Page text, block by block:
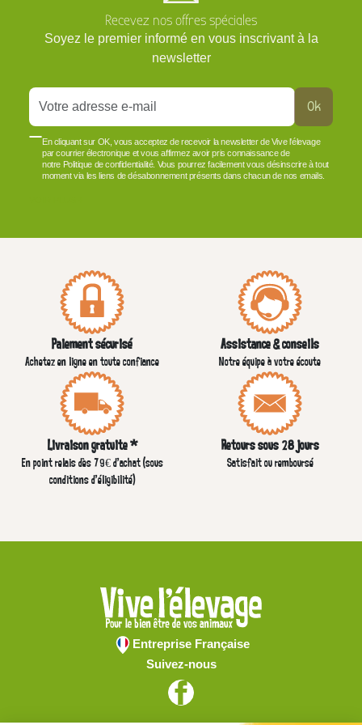
Recevez nos offres spéciales
Soyez le premier informé en vous inscrivant à la
newsletter
Ok
En cliquant sur OK, vous acceptez de recevoir la newsletter de Vive l'élevage
par courrier électronique et vous affirmez avoir pris connaissance de
notre Politique de confidentialité. Vous pourrez facilement vous désinscrire à tout
moment via les liens de désabonnement présents dans chacun de nos emails.
Paiement sécurisé
Achetez en ligne en toute confiance
Assistance & conseils
Notre équipe à votre écoute
Livraison gratuite *
En point relais dès 79€ d’achat (sous
conditions d'éligibilité)
Retours sous 28 jours
Satisfait ou remboursé
Entreprise Française
Suivez-nous